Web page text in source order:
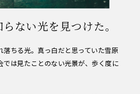
ない光を見つけた。
落ちる光。真っ白だと思っていた雪原
では見たことのない光景が、歩く度に